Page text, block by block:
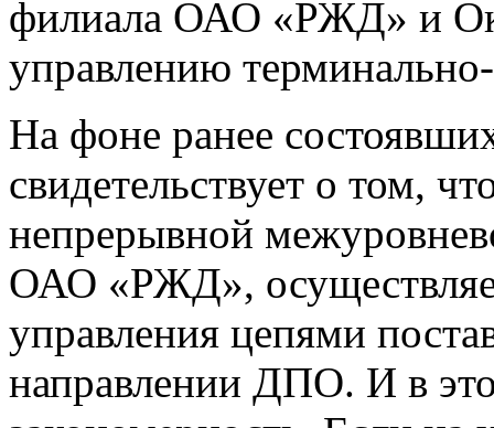
филиала ОАО «РЖД» и
управлению
На фоне ранее
свидетельствует о том,
непрерывной
ОАО «РЖД»,
управления цепями
направлении ДПО. И в